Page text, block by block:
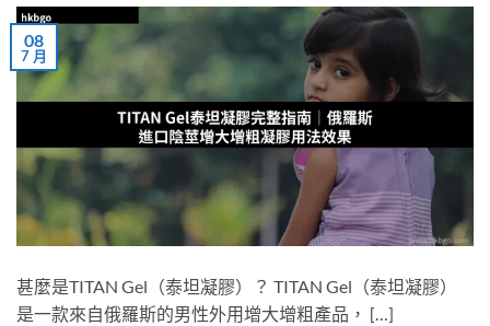
08
7 月
甚麼是TITAN Gel（泰坦凝膠）？ TITAN Gel（泰坦凝膠）
是一款來自俄羅斯的男性外用增大增粗產品， […]